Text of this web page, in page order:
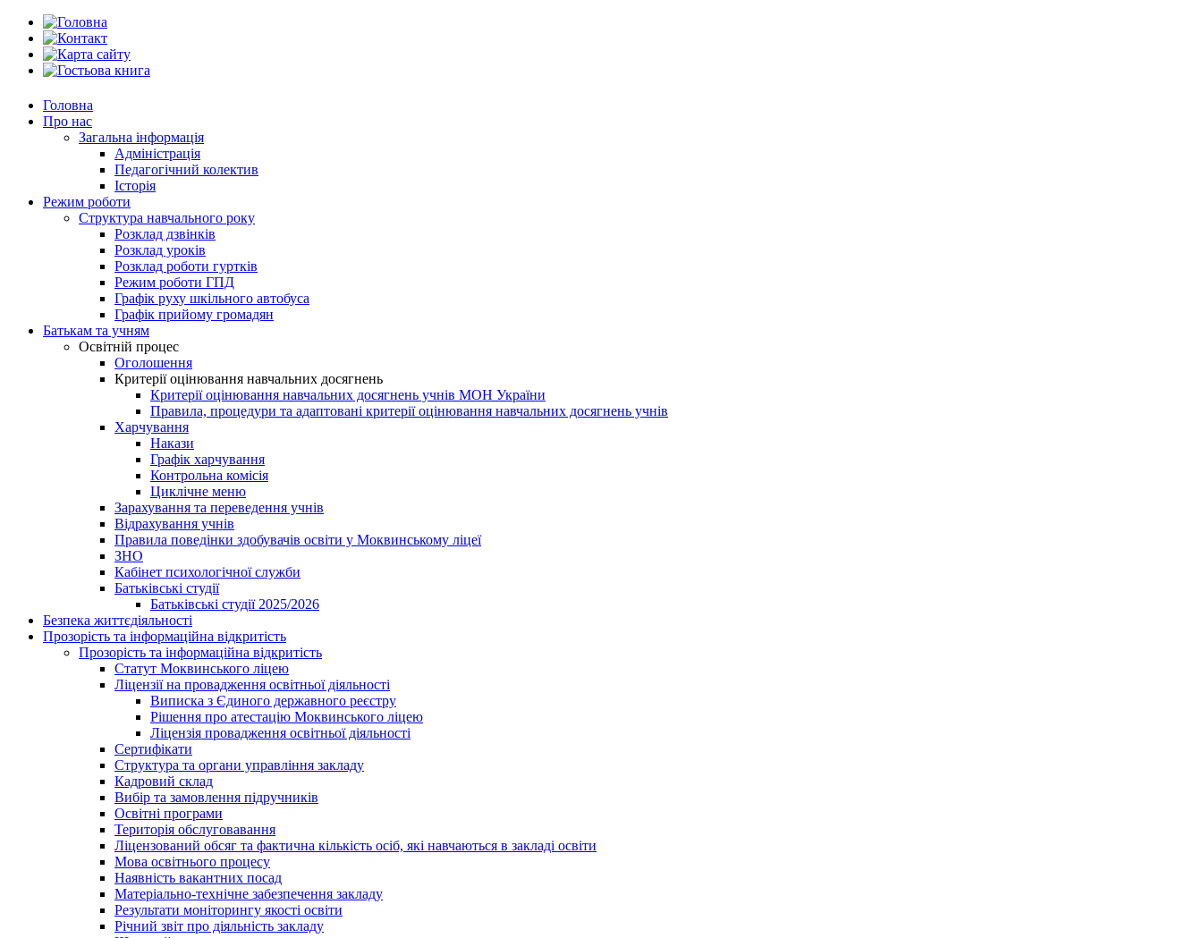
Головна
Про нас
Загальна інформація
Адміністрація
Педагогічний колектив
Історія
Режим роботи
Структура навчального року
Розклад дзвінків
Розклад уроків
Розклад роботи гуртків
Режим роботи ГПД
Графік руху шкільного автобуса
Графік прийому громадян
Батькам та учням
Освітній процес
Оголошення
Критерії оцінювання навчальних досягнень
Критерії оцінювання навчальних досягнень учнів МОН України
Правила, процедури та адаптовані критерії оцінювання навчальних досягнень учнів
Харчування
Накази
Графік харчування
Контрольна комісія
Циклічне меню
Зарахування та переведення учнів
Відрахування учнів
Правила поведінки здобувачів освіти у Моквинському ліцеї
ЗНО
Кабінет психологічної служби
Батьківські студії
Батьківські студії 2025/2026
Безпека життєдіяльності
Прозорість та інформаційна відкритість
Прозорість та інформаційна відкритість
Статут Моквинського ліцею
Ліцензії на провадження освітньої діяльності
Виписка з Єдиного державного реєстру
Рішення про атестацію Моквинського ліцею
Ліцензія провадження освітньої діяльності
Сертифікати
Структура та органи управління закладу
Кадровий склад
Вибір та замовлення підручників
Освітні програми
Територія обслуговавання
Ліцензований обсяг та фактична кількість осіб, які навчаються в закладі освіти
Мова освітнього процесу
Наявність вакантних посад
Матеріально-технічне забезпечення закладу
Результати моніторингу якості освіти
Річний звіт про діяльність закладу